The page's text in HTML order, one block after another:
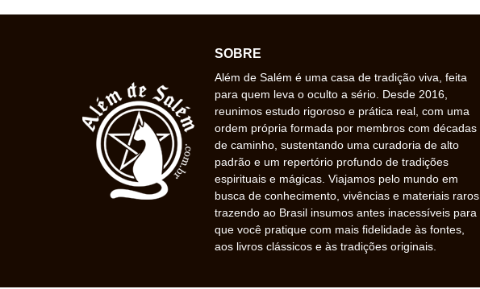
SOBRE
Além de Salém é uma casa de tradição viva, feita
para quem leva o oculto a sério. Desde 2016,
reunimos estudo rigoroso e prática real, com uma
ordem própria formada por membros com décadas
de caminho, sustentando uma curadoria de alto
padrão e um repertório profundo de tradições
espirituais e mágicas. Viajamos pelo mundo em
busca de conhecimento, vivências e materiais raros,
trazendo ao Brasil insumos antes inacessíveis para
que você pratique com mais fidelidade às fontes,
aos livros clássicos e às tradições originais.